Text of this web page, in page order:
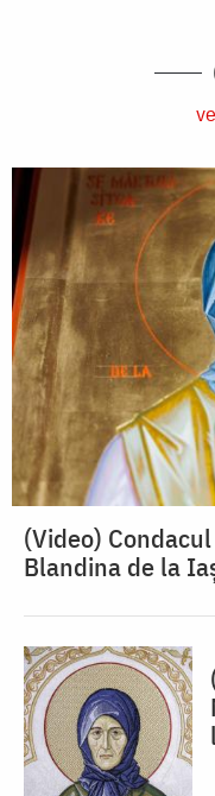
(Video)
Blandina de la